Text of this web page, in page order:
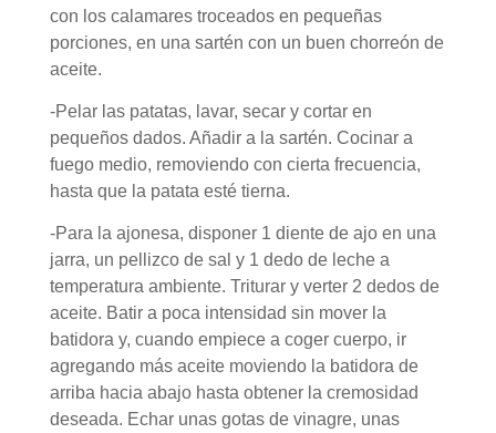
con los calamares troceados en pequeñas
porciones, en una sartén con un buen chorreón de
aceite.
-Pelar las patatas, lavar, secar y cortar en
pequeños dados. Añadir a la sartén. Cocinar a
fuego medio, removiendo con cierta frecuencia,
hasta que la patata esté tierna.
-Para la ajonesa, disponer 1 diente de ajo en una
jarra, un pellizco de sal y 1 dedo de leche a
temperatura ambiente. Triturar y verter 2 dedos de
aceite. Batir a poca intensidad sin mover la
batidora y, cuando empiece a coger cuerpo, ir
agregando más aceite moviendo la batidora de
arriba hacia abajo hasta obtener la cremosidad
deseada. Echar unas gotas de vinagre, unas